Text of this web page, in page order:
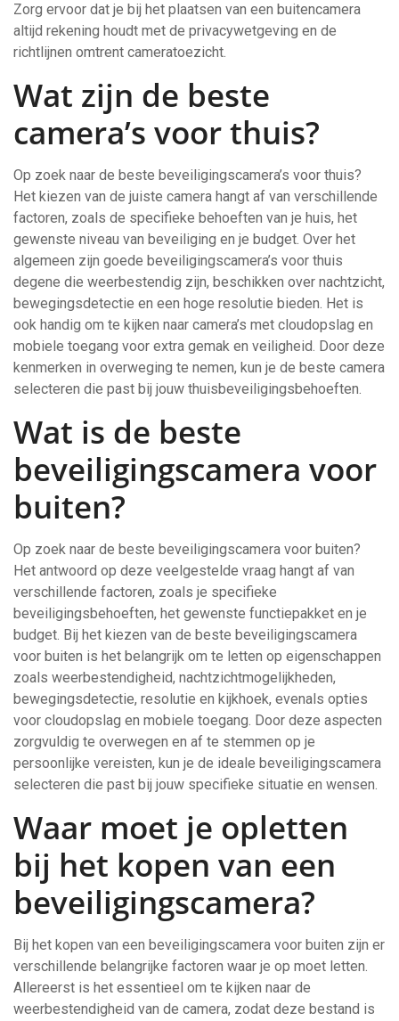
Zorg ervoor dat je bij het plaatsen van een buitencamera
altijd rekening houdt met de privacywetgeving en de
richtlijnen omtrent cameratoezicht.
Wat zijn de beste
camera’s voor thuis?
Op zoek naar de beste beveiligingscamera’s voor thuis?
Het kiezen van de juiste camera hangt af van verschillende
factoren, zoals de specifieke behoeften van je huis, het
gewenste niveau van beveiliging en je budget. Over het
algemeen zijn goede beveiligingscamera’s voor thuis
degene die weerbestendig zijn, beschikken over nachtzicht,
bewegingsdetectie en een hoge resolutie bieden. Het is
ook handig om te kijken naar camera’s met cloudopslag en
mobiele toegang voor extra gemak en veiligheid. Door deze
kenmerken in overweging te nemen, kun je de beste camera
selecteren die past bij jouw thuisbeveiligingsbehoeften.
Wat is de beste
beveiligingscamera voor
buiten?
Op zoek naar de beste beveiligingscamera voor buiten?
Het antwoord op deze veelgestelde vraag hangt af van
verschillende factoren, zoals je specifieke
beveiligingsbehoeften, het gewenste functiepakket en je
budget. Bij het kiezen van de beste beveiligingscamera
voor buiten is het belangrijk om te letten op eigenschappen
zoals weerbestendigheid, nachtzichtmogelijkheden,
bewegingsdetectie, resolutie en kijkhoek, evenals opties
voor cloudopslag en mobiele toegang. Door deze aspecten
zorgvuldig te overwegen en af te stemmen op je
persoonlijke vereisten, kun je de ideale beveiligingscamera
selecteren die past bij jouw specifieke situatie en wensen.
Waar moet je opletten
bij het kopen van een
beveiligingscamera?
Bij het kopen van een beveiligingscamera voor buiten zijn er
verschillende belangrijke factoren waar je op moet letten.
Allereerst is het essentieel om te kijken naar de
weerbestendigheid van de camera, zodat deze bestand is